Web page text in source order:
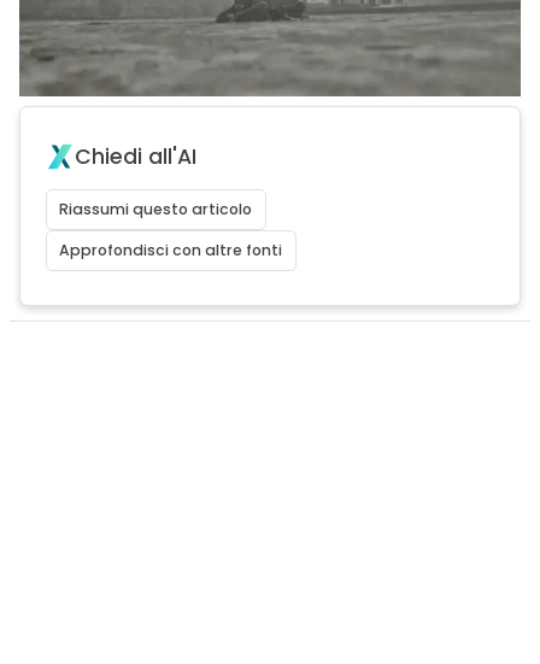
Chiedi all'AI
Riassumi questo articolo
Approfondisci con altre fonti